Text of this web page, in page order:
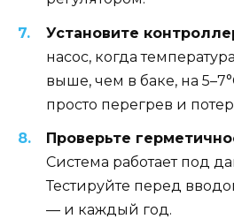
Установите
насос, когда
выше, чем в баке, на
просто перегрев и
Проверьте
Система работает под
Тестируйте перед
— и каждый год.